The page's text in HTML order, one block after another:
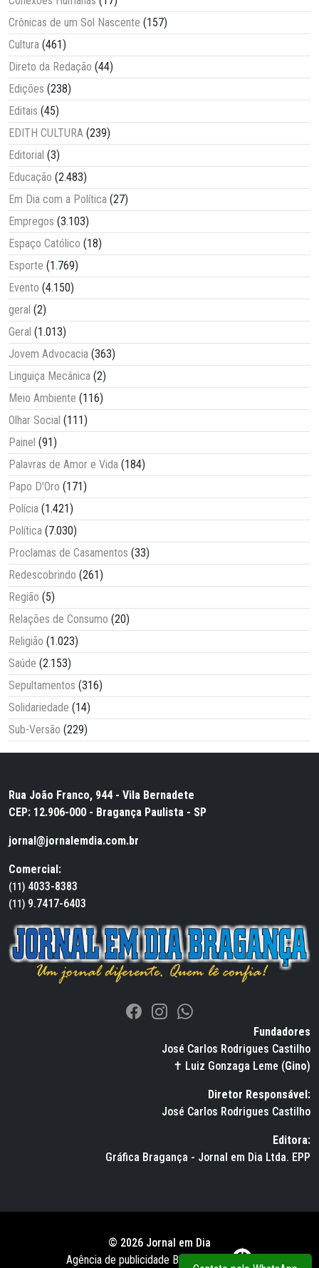
Crônicas de um Sol Nascente (157)
Cultura (461)
Direto da Redação (44)
Edições (238)
Editais (45)
EDITH CULTURA (239)
Editorial (3)
Educação (2.483)
Em Dia com a Política (27)
Empregos (3.103)
Espaço Católico (18)
Esporte (1.769)
Evento (4.150)
geral (2)
Geral (1.013)
Jovem Advocacia (363)
Linguiça Mecânica (2)
Meio Ambiente (116)
Olhar Social (111)
Painel (91)
Palavras de Amor e Vida (184)
Papo D'Oro (171)
Polícia (1.421)
Política (7.030)
Proclamas de Casamentos (33)
Redescobrindo (261)
Região (5)
Relações de Consumo (20)
Religião (1.023)
Saúde (2.153)
Sepultamentos (316)
Solidariedade (14)
Sub-Versão (229)
Rua João Franco, 944 - Vila Bernadete
CEP: 12.906-000 - Bragança Paulista - SP
jornal@jornalemdia.com.br
Comercial:
(11) 4033-8383
(11) 9.7417-6403
Fundadores
José Carlos Rodrigues Castilho
✝ Luiz Gonzaga Leme (Gino)
Diretor Responsável:
José Carlos Rodrigues Castilho
Editora:
Gráfica Bragança - Jornal em Dia Ltda. EPP
© 2026 Jornal em Dia
Agência de publicidade BWS RUSSO